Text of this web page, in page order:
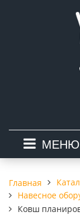
МЕНЮ
Главная
Навесное
Ковш